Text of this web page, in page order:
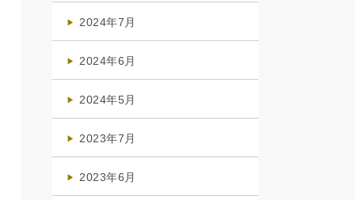
2024年7月
2024年6月
2024年5月
2023年7月
2023年6月